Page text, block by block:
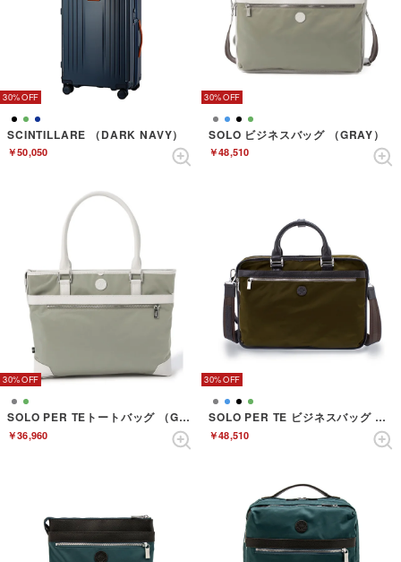
30%
SCINTILLARE （DARK NAVY）
￥50,050
30%
SOLO ビジネスバッグ （GRAY）
￥48,510
30%
SOLO PER TEトートバッグ （GRAY）
￥36,960
30%
SOLO PER TE ビジネスバッグ （KHAKI）
￥48,510